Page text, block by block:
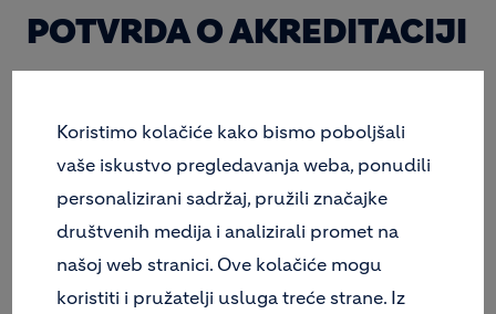
POTVRDA O AKREDITACIJI
Image
Koristimo kolačiće kako bismo poboljšali
vaše iskustvo pregledavanja weba, ponudili
personalizirani sadržaj, pružili značajke
društvenih medija i analizirali promet na
našoj web stranici. Ove kolačiće mogu
koristiti i pružatelji usluga treće strane. Iz